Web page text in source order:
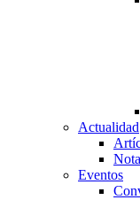
Actualidad
Eventos